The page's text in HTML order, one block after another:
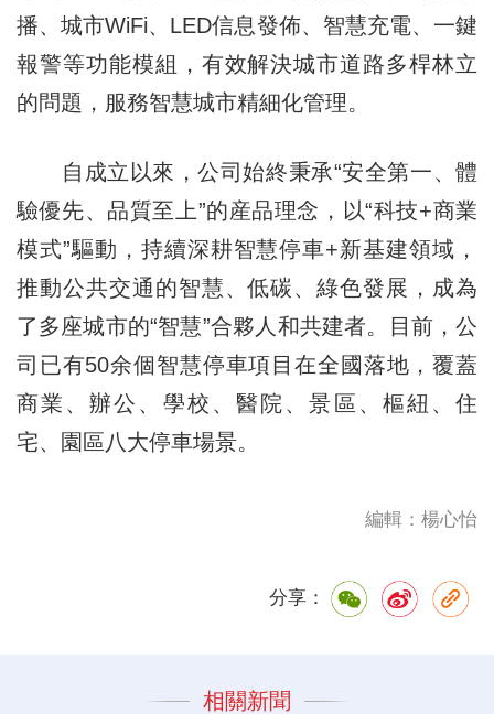
播、城市WiFi、LED信息發佈、智慧充電、一鍵
報警等功能模組，有效解決城市道路多桿林立
的問題，服務智慧城市精細化管理。
自成立以來，公司始終秉承“安全第一、體
驗優先、品質至上”的産品理念，以“科技+商業
模式”驅動，持續深耕智慧停車+新基建領域，
推動公共交通的智慧、低碳、綠色發展，成為
了多座城市的“智慧”合夥人和共建者。目前，公
司已有50余個智慧停車項目在全國落地，覆蓋
商業、辦公、學校、醫院、景區、樞紐、住
宅、園區八大停車場景。
編輯：楊心怡
分享：
相關新聞